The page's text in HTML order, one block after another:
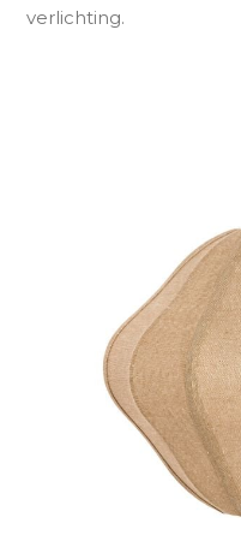
verlichting.